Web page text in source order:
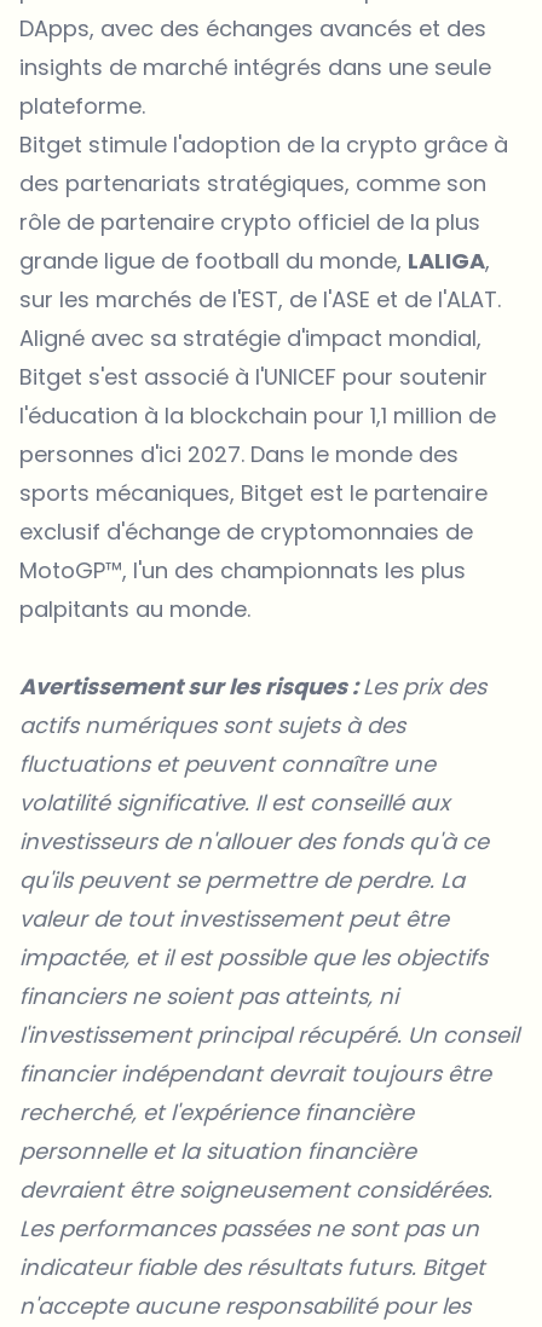
DApps, avec des échanges avancés et des
insights de marché intégrés dans une seule
plateforme.
Bitget stimule l'adoption de la crypto grâce à
des partenariats stratégiques, comme son
rôle de partenaire crypto officiel de la plus
grande ligue de football du monde, LALIGA,
sur les marchés de l'EST, de l'ASE et de l'ALAT.
Aligné avec sa stratégie d'impact mondial,
Bitget s'est associé à l'UNICEF pour soutenir
l'éducation à la blockchain pour 1,1 million de
personnes d'ici 2027. Dans le monde des
sports mécaniques, Bitget est le partenaire
exclusif d'échange de cryptomonnaies de
MotoGP™, l'un des championnats les plus
palpitants au monde.
Avertissement sur les risques :Les prix des
actifs numériques sont sujets à des
fluctuations et peuvent connaître une
volatilité significative. Il est conseillé aux
investisseurs de n'allouer des fonds qu'à ce
qu'ils peuvent se permettre de perdre. La
valeur de tout investissement peut être
impactée, et il est possible que les objectifs
financiers ne soient pas atteints, ni
l'investissement principal récupéré. Un conseil
financier indépendant devrait toujours être
recherché, et l'expérience financière
personnelle et la situation financière
devraient être soigneusement considérées.
Les performances passées ne sont pas un
indicateur fiable des résultats futurs. Bitget
n'accepte aucune responsabilité pour les